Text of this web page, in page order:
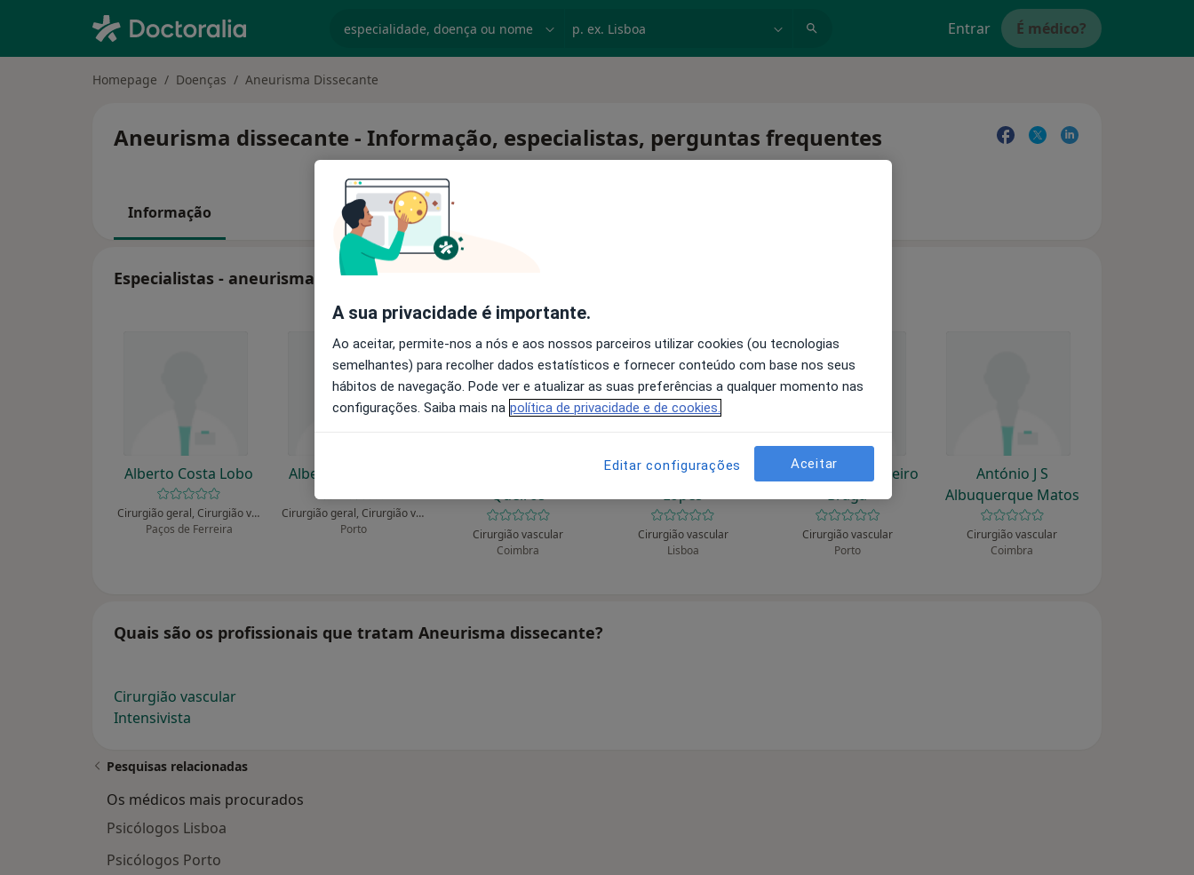
Entrar É médico?
Homepage Doenças Aneurisma Dissecante
Aneurisma dissecante - Informação, especialistas, perguntas frequentes
Informação
Especialistas - aneurisma dissecante
Alberto Costa Lobo
Cirurgião geral, Cirurgião vascular
Paços de Ferreira
Alberto Costa Lobo
Cirurgião geral, Cirurgião vascular
Porto
Queirós
Cirurgião vascular
Coimbra
Angélica D Ferreira
Lopes
Cirurgião vascular
Lisboa
António F O B Ribeiro
Braga
Cirurgião vascular
Porto
António J S
Albuquerque Matos
Cirurgião vascular
Coimbra
Quais são os profissionais que tratam Aneurisma dissecante?
Cirurgião vascular
Intensivista
Pesquisas relacionadas
Os médicos mais procurados
Psicólogos Lisboa
Psicólogos Porto
A sua privacidade é importante.
Ao aceitar, permite-nos a nós e aos nossos parceiros utilizar cookies (ou tecnologias
semelhantes) para recolher dados estatísticos e fornecer conteúdo com base nos seus
hábitos de navegação. Pode ver e atualizar as suas preferências a qualquer momento nas
configurações. Saiba mais na política de privacidade e de cookies.
Editar configurações Aceitar